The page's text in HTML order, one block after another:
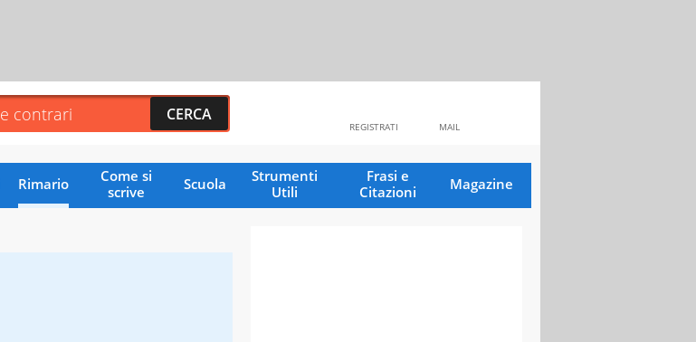
MAIL
REGISTRATI
Rimario
Come si
scrive
Scuola
Strumenti
Utili
Frasi e
Citazioni
Magazine